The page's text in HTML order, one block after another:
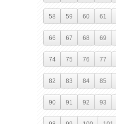
58 59 60 61
66 67 68 69
74 75 76 77
82 83 84 85
90 91 92 93